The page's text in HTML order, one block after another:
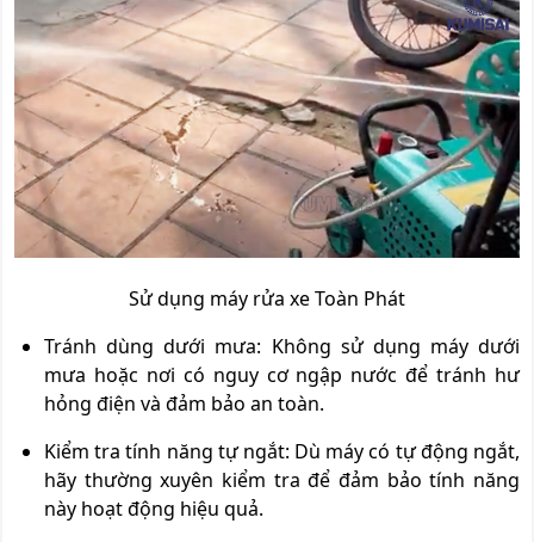
Sử dụng máy rửa xe Toàn Phát
Tránh dùng dưới mưa: Không sử dụng máy dưới
mưa hoặc nơi có nguy cơ ngập nước để tránh hư
hỏng điện và đảm bảo an toàn.
Kiểm tra tính năng tự ngắt: Dù máy có tự động ngắt,
hãy thường xuyên kiểm tra để đảm bảo tính năng
này hoạt động hiệu quả.